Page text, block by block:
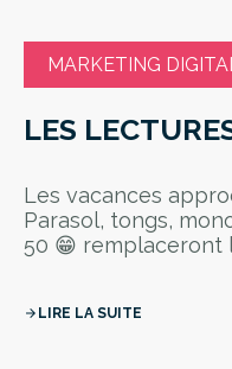
MARKETING
LES
Les vacances
Parasol, tongs,
50 😁 remplaceront
arrow_forward LIRE LA SUITE